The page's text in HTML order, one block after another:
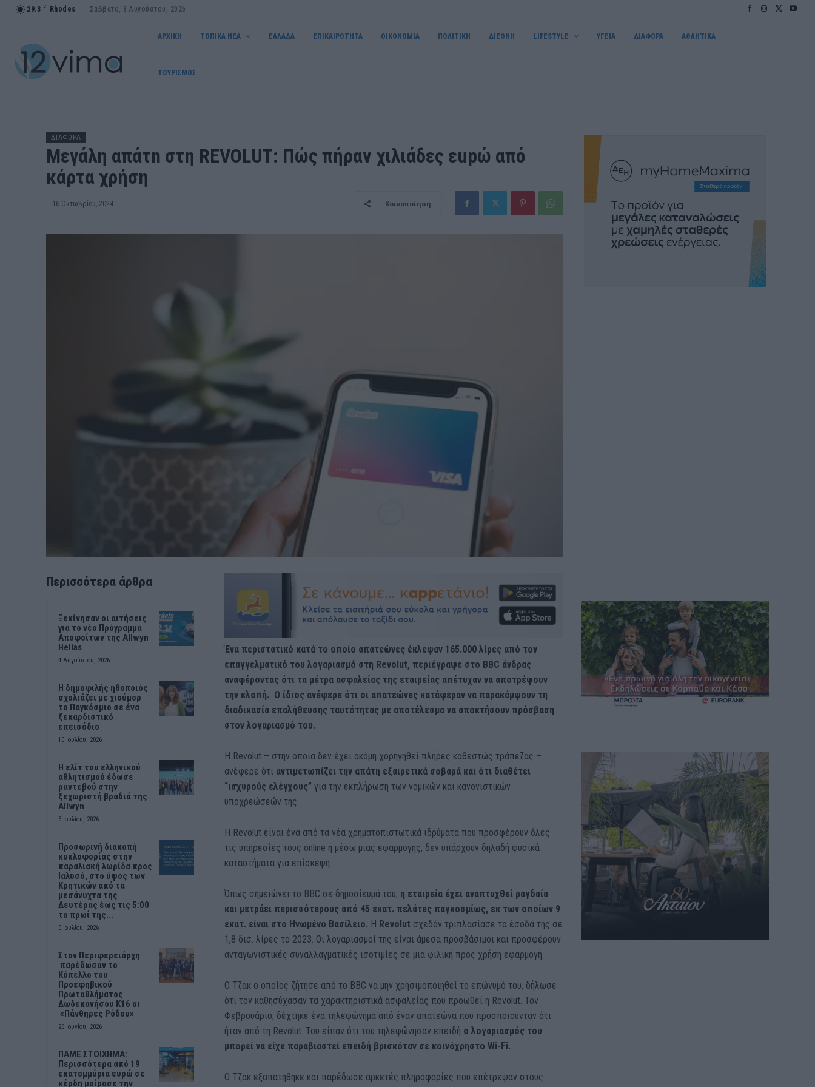
29.3 C Rhodes Σάββατο, 8 Αυγούστου, 2026
ΑΡΧΙΚΗ ΤΟΠΙΚΑ ΝΕΑ ΕΛΛΑΔΑ ΕΠΙΚΑΙΡΟΤΗΤΑ OIKONOMIA ΠΟΛΙΤΙΚΗ ΔΙΕΘΝΗ LIFESTYLE ΥΓΕΙΑ ΔΙΑΦΟΡΑ ΑΘΛΗΤΙΚΑ
ΤΟΥΡΙΣΜΟΣ
ΔΙΑΦΟΡΑ
Μεγάλη απάτn στη REVOLUT: Πώς πήραν χιλιάδες εupώ από
κάρτα χρήση
16 Οκτωβρίου, 2024 Κοινοποίηση
Περισσότερα άρθρα
Ξεκίνησαν οι αιτήσεις
για το νέο Πρόγραμμα
Αποφοίτων της Allwyn
Hellas
4 Αυγούστου, 2026
Η δημοφιλής ηθοποιός
σχολιάζει με χιούμορ
το Παγκόσμιο σε ένα
ξεκαρδιστικό
επεισόδιο
10 Ιουλίου, 2026
Η ελίτ του ελληνικού
αθλητισμού έδωσε
ραντεβού στην
ξεχωριστή βραδιά της
Allwyn
6 Ιουλίου, 2026
Προσωρινή διακοπή
κυκλοφορίας στην
παραλιακή λωρίδα προς
Ιαλυσό, στο ύψος των
Κρητικών από τα
μεσάνυχτα της
Δευτέρας έως τις 5:00
το πρωί της...
3 Ιουλίου, 2026
Στον Περιφερειάρχη
παρέδωσαν το
Κύπελλο του
Προεφηβικού
Πρωταθλήματος
Δωδεκανήσου Κ16 οι
«Πάνθηρες Ρόδου»
26 Ιουνίου, 2026
ΠΑΜΕ ΣΤΟΙΧΗΜΑ:
Περισσότερα από 19
εκατομμύρια ευρώ σε
κέρδη μοίρασε την
Ένα περιστατικό κατά το οποίο απατεώνες έκλεψαν 165.000 λίρες από τον
επαγγελματικό του λογαριασμό στη Revolut, περιέγραψε στο BBC άνδρας
αναφέροντας ότι τα μέτρα ασφαλείας της εταιρείας απέτυχαν να αποτρέψουν
την κλοπή. Ο ίδιος ανέφερε ότι οι απατεώνες κατάφεραν να παρακάμψουν τη
διαδικασία επαλήθευσης ταυτότητας με αποτέλεσμα να αποκτήσουν πρόσβαση
στον λογαριασμό του.
Η Revolut – στην οποία δεν έχει ακόμη χορηγηθεί πλήρες καθεστώς τράπεζας –
ανέφερε ότι αντιμετωπίζει την απάτη εξαιρετικά σοβαρά και ότι διαθέτει
“ισχυρούς ελέγχους” για την εκπλήρωση των νομικών και κανονιστικών
υποχρεώσεών της.
Η Revolut είναι ένα από τα νέα χρηματοπιστωτικά ιδρύματα που προσφέρουν όλες
τις υπηρεσίες τους online ή μέσω μιας εφαρμογής, δεν υπάρχουν δηλαδή φυσικά
καταστήματα για επίσκεψη.
Όπως σημειώνει το BBC σε δημοσίευμά του, η εταιρεία έχει αναπτυχθεί ραγδαία
και μετράει περισσότερους από 45 εκατ. πελάτες παγκοσμίως, εκ των οποίων 9
εκατ. είναι στο Ηνωμένο Βασίλειο. Η Revolut σχεδόν τριπλασίασε τα έσοδά της σε
1,8 δισ. λίρες το 2023. Οι λογαριασμοί της είναι άμεσα προσβάσιμοι και προσφέρουν
ανταγωνιστικές συναλλαγματικές ισοτιμίες σε μια φιλική προς χρήση εφαρμογή.
Ο Τζακ ο οποίος ζήτησε από το BBC να μην χρησιμοποιηθεί το επώνυμό του, δήλωσε
ότι τον καθησύχασαν τα χαρακτηριστικά ασφαλείας που προωθεί η Revolut. Τον
Φεβρουάριο, δέχτηκε ένα τηλεφώνημα από έναν απατεώνα που προσποιούνταν ότι
ήταν από τη Revolut. Του είπαν ότι του τηλεφώνησαν επειδή ο λογαριασμός του
μπορεί να είχε παραβιαστεί επειδή βρισκόταν σε κοινόχρηστο Wi-Fi.
Ο Τζακ εξαπατήθηκε και παρέδωσε αρκετές πληροφορίες που επέτρεψαν στους